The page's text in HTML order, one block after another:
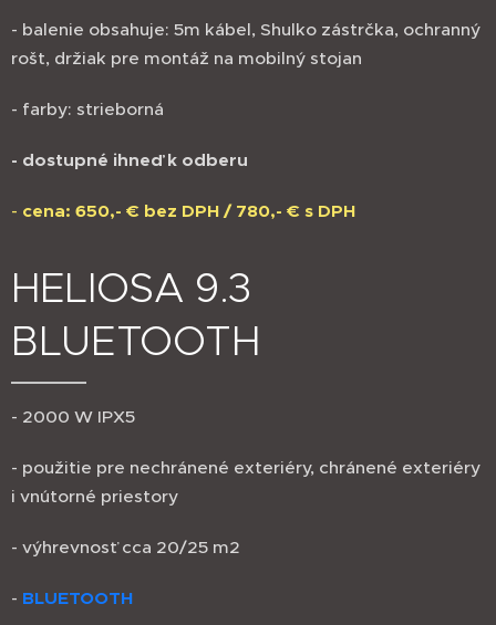
- balenie obsahuje: 5m kábel, Shulko zástrčka, ochranný
rošt, držiak pre montáž na mobilný stojan
- farby: strieborná
- dostupné ihneď k odberu
- cena: 650,- € bez DPH / 780,- € s DPH
HELIOSA 9.3
BLUETOOTH
- 2000 W IPX5
- použitie pre nechránené exteriéry, chránené exteriéry
i vnútorné priestory
- výhrevnosť cca 20/25 m2
- BLUETOOTH